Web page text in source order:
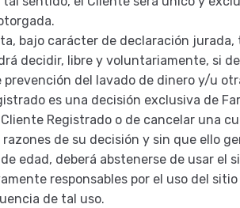
bajo carácter de declaración
decidir, libre y voluntariamente, si
del lavado de dinero y/u
es una decisión exclusiva de
Registrado o de cancelar una
de su decisión y sin que ello
edad, deberá abstenerse de usar
responsables por el uso del
de tal uso.